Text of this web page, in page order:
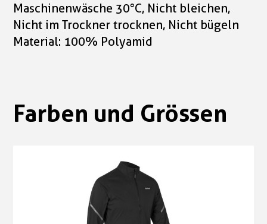
Maschinenwäsche 30°C, Nicht bleichen,
Nicht im Trockner trocknen, Nicht bügeln
Material: 100% Polyamid
Farben und Grössen